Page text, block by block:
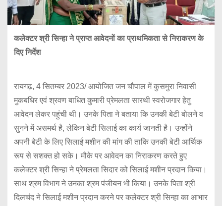
कलेक्टर श्री सिन्हा ने प्राप्त आवेदनों का प्राथमिकता से निराकरण के
दिए निर्देश
रायगढ़, 4 सितम्बर 2023/ आयोजित जन चौपाल में कुसमुरा निवासी
मुकबधिर एवं श्रवण बाधित कुमारी प्रेमलता सारथी स्वरोजगार हेतु
आवेदन लेकर पहुंची थी। उनके पिता ने बताया कि उनकी बेटी बोलने व
सुनने में असमर्थ है, लेकिन बेटी सिलाई का कार्य जानती है। उन्होंने
अपनी बेटी के लिए सिलाई मशीन की मांग की ताकि उनकी बेटी आर्थिक
रूप से सशक्त हो सके। मौके पर आवेदन का निराकरण करते हुए
कलेक्टर श्री सिन्हा ने प्रेमलता सिदार को सिलाई मशीन प्रदान किया।
साथ श्रम विभाग ने उनका श्रम पंजीयन भी किया। उनके पिता श्री
दिलचंद ने सिलाई मशीन प्रदान करने पर कलेक्टर श्री सिन्हा का आभार